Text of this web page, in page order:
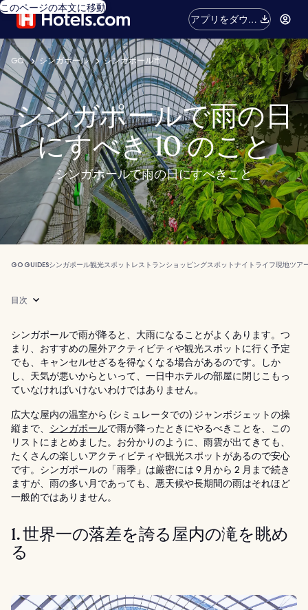
このページの本文に移動
アプリをダウン
ロード
GO シンガポール シンガポール市
シンガポールで雨の日
にすべき 10 のこと
シンガポールで雨の日にすべきこと
GO GUIDESシンガポール観光スポット レストランショッピングスポットナイトライフ現地ツア
目次
シンガポールで雨が降ると、大雨になることがよくあります。つ
まり、おすすめの屋外アクティビティや観光スポットに行く予定
でも、キャンセルせざるを得なくなる場合があるのです。しか
し、天気が悪いからといって、一日中ホテルの部屋に閉じこもっ
ていなければいけないわけではありません。
広大な屋内の温室から (シミュレータでの) ジャンボジェットの操
縦まで、 シンガポールで雨が降ったときにやるべきことを、この
リストにまとめました。お分かりのように、雨雲が出てきても、
たくさんの楽しいアクティビティや観光スポットがあるので安心
です。シンガポールの「雨季」は厳密には 9 月から 2 月まで続き
ますが、雨の多い月であっても、悪天候や長期間の雨はそれほど
一般的ではありません。
1. 世界一の落差を誇る屋内の滝を眺め
る